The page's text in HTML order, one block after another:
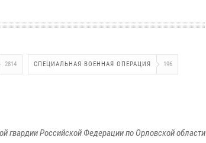
2814 СПЕЦИАЛЬНАЯ ВОЕННАЯ ОПЕРАЦИЯ 196
гвардии Российской Федерации по Орловской области